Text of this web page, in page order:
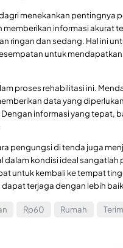
menekankan pentingnya
informasi akurat
ringan dan sedang. Hal ini
untuk
proses rehabilitasi ini.
data yang
informasi yang tepat,
pengungsi di tenda juga
kondisi ideal sangatlah
untuk kembali ke tempat
terjaga dengan lebih
Rp60 Rumah